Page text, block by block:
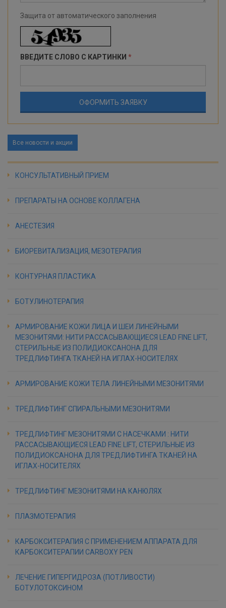
Защита от автоматического заполнения
ВВЕДИТЕ СЛОВО С КАРТИНКИ *
Все новости и акции
КОНСУЛЬТАТИВНЫЙ ПРИЕМ
ПРЕПАРАТЫ НА ОСНОВЕ КОЛЛАГЕНА
АНЕСТЕЗИЯ
БИОРЕВИТАЛИЗАЦИЯ, МЕЗОТЕРАПИЯ
КОНТУРНАЯ ПЛАСТИКА
БОТУЛИНОТЕРАПИЯ
АРМИРОВАНИЕ КОЖИ ЛИЦА И ШЕИ ЛИНЕЙНЫМИ
МЕЗОНИТЯМИ: НИТИ РАССАСЫВАЮЩИЕСЯ LEAD FINE LIFT,
СТЕРИЛЬНЫЕ ИЗ ПОЛИДИОКСАНОНА ДЛЯ
ТРЕДЛИФТИНГА ТКАНЕЙ НА ИГЛАХ-НОСИТЕЛЯХ
АРМИРОВАНИЕ КОЖИ ТЕЛА ЛИНЕЙНЫМИ МЕЗОНИТЯМИ
ТРЕДЛИФТИНГ СПИРАЛЬНЫМИ МЕЗОНИТЯМИ
ТРЕДЛИФТИНГ МЕЗОНИТЯМИ С НАСЕЧКАМИ : НИТИ
РАССАСЫВАЮЩИЕСЯ LEAD FINE LIFT, СТЕРИЛЬНЫЕ ИЗ
ПОЛИДИОКСАНОНА ДЛЯ ТРЕДЛИФТИНГА ТКАНЕЙ НА
ИГЛАХ-НОСИТЕЛЯХ
ТРЕДЛИФТИНГ МЕЗОНИТЯМИ НА КАНЮЛЯХ
ПЛАЗМОТЕРАПИЯ
КАРБОКСИТЕРАПИЯ С ПРИМЕНЕНИЕМ АППАРАТА ДЛЯ
КАРБОКСИТЕРАПИИ CARBOXY PEN
ЛЕЧЕНИЕ ГИПЕРГИДРОЗА (ПОТЛИВОСТИ)
БОТУЛОТОКСИНОМ